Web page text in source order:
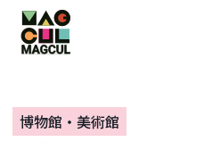
ン
テ
ン
に
ス
博物館・美術館